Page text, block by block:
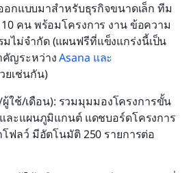
อกแบบมาสำหรับธุรกิจขนาดเล็ก ทีม
คน พร้อมโครงการ งาน ข้อความ
ไม่จำกัด (แผนฟรีที่แข็งแกร่งนี้เป็น
คัญระหว่าง Asana และ
ยเช่นกัน)
ใช้/เดือน): รวมมุมมองโครงการขั้น
ละแผนภูมิแกนต์ แดชบอร์ดโครงการ
โฟลว์ มีอัตโนมัติ 250 รายการต่อ